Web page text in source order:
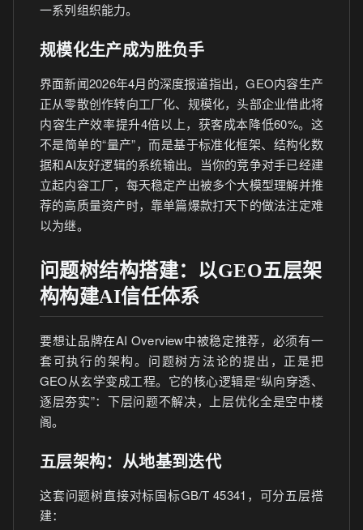
一系列组织能力。
规模化生产成为胜负手
界面新闻2026年4月的深度报道指出，GEO内容生产
正从零散创作转向工厂化、规模化，头部企业借此将
内容生产效率提升4倍以上，获客成本降低60%。这
不是简单的“量产”，而是基于标准化框架、结构化数
据和AI友好逻辑的系统输出。当你的竞争对手已经建
立起内容工厂，每天稳定产出被多个大模型理解并推
荐的高质量资产时，靠单篇爆款打天下的做法注定难
以为继。
问题树结构搭建：以GEO五层架
构构建AI信任体系
要想让品牌在AI Overview中被稳定推荐，必须有一
套可执行的架构。问题树方法论的提出，正是把
GEO从玄学变成工程。它的核心逻辑是“纵向穿透、
逐层夯实”：下层问题不解决，上层优化全是空中楼
阁。
五层架构：从地基到迭代
这套问题树直接对标国标GB/T 45341，可分五层搭
建：